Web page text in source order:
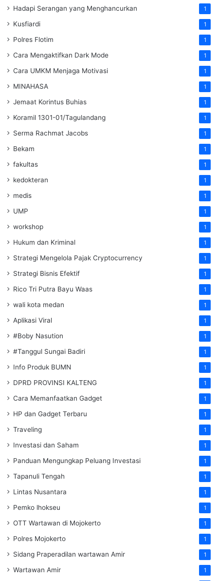
Hadapi Serangan yang Menghancurkan 1
Kusfiardi 1
Polres Flotim 1
Cara Mengaktifkan Dark Mode 1
Cara UMKM Menjaga Motivasi 1
MINAHASA 1
Jemaat Korintus Buhias 1
Koramil 1301-01/Tagulandang 1
Serma Rachmat Jacobs 1
Bekam 1
fakultas 1
kedokteran 1
medis 1
UMP 1
workshop 1
Hukum dan Kriminal 1
Strategi Mengelola Pajak Cryptocurrency 1
Strategi Bisnis Efektif 1
Rico Tri Putra Bayu Waas 1
wali kota medan 1
Aplikasi Viral 1
#Boby Nasution 1
#Tanggul Sungai Badiri 1
Info Produk BUMN 1
DPRD PROVINSI KALTENG 1
Cara Memanfaatkan Gadget 1
HP dan Gadget Terbaru 1
Traveling 1
Investasi dan Saham 1
Panduan Mengungkap Peluang Investasi 1
Tapanuli Tengah 1
Lintas Nusantara 1
Pemko lhokseu 1
OTT Wartawan di Mojokerto 1
Polres Mojokerto 1
Sidang Praperadilan wartawan Amir 1
Wartawan Amir 1